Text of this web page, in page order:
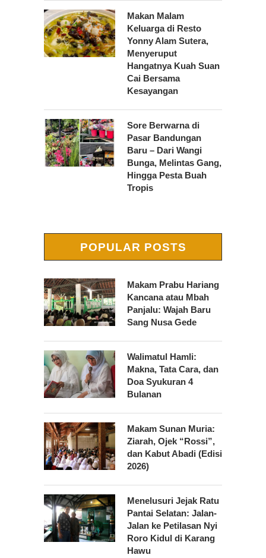
Makan Malam
Keluarga di Resto
Yonny Alam Sutera,
Menyeruput
Hangatnya Kuah Suan
Cai Bersama
Kesayangan
Sore Berwarna di
Pasar Bandungan
Baru – Dari Wangi
Bunga, Melintas Gang,
Hingga Pesta Buah
Tropis
POPULAR POSTS
Makam Prabu Hariang
Kancana atau Mbah
Panjalu: Wajah Baru
Sang Nusa Gede
Walimatul Hamli:
Makna, Tata Cara, dan
Doa Syukuran 4
Bulanan
Makam Sunan Muria:
Ziarah, Ojek “Rossi”,
dan Kabut Abadi (Edisi
2026)
Menelusuri Jejak Ratu
Pantai Selatan: Jalan-
Jalan ke Petilasan Nyi
Roro Kidul di Karang
Hawu